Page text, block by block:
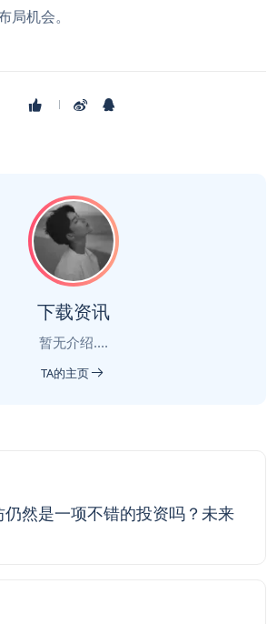
局机会。
下载资讯
暂无介绍....
TA的主页
然是一项不错的投资吗？未来